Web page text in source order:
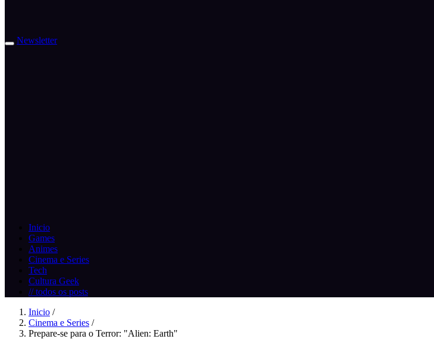
Newsletter
Inicio
Games
Animes
Cinema e Series
Tech
Cultura Geek
// todos os posts
Inicio /
Cinema e Series /
Prepare-se para o Terror: "Alien: Earth"